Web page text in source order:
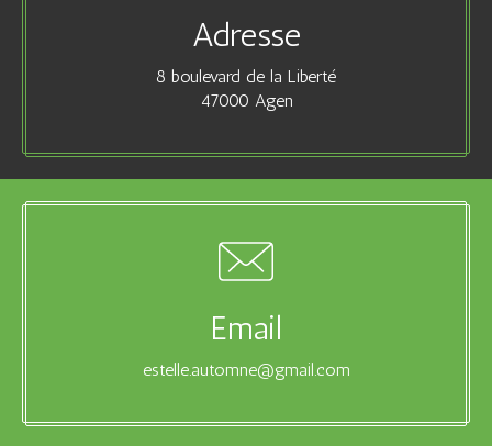
Adresse
8 boulevard de la Liberté
47000 Agen
Email
estelle.automne@gmail.com